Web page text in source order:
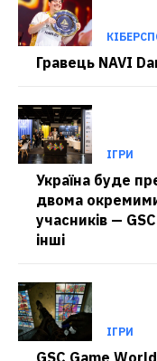
Гравець NAVI
ІГРИ
Україна буде
двома
учасників —
інші
ІГРИ